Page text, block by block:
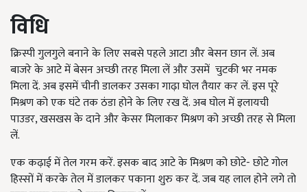
विधि
क्रिस्पी गुलगुले बनाने के लिए सबसे पहले आटा और बेसन छान लें. अब
बाजरे के आटे में बेसन अच्छी तरह मिला लें और उसमें चुटकी भर नमक
मिला दें. अब इसमें चीनी डालकर उसका गाढ़ा घोल तैयार कर लें. इस पूरे
मिश्रण को एक घंटे तक ठंडा होने के लिए रख दें. अब घोल में इलायची
पाउडर, खसखस के दाने और केसर मिलाकर मिश्रण को अच्छी तरह से मिला
लें.
एक कढ़ाई में तेल गरम करें. इसक बाद आटे के मिश्रण को छोटे- छोटे गोल
हिस्सों में करके तेल में डालकर पकाना शुरु कर दें. जब यह लाल होने लगे तो